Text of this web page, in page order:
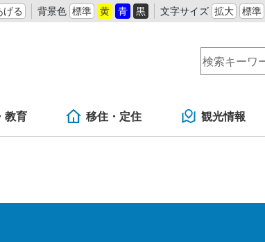
げる 背景色 標準 黄 青 黒 文字サイズ 拡大 標準
教育 移住・定住 観光情報